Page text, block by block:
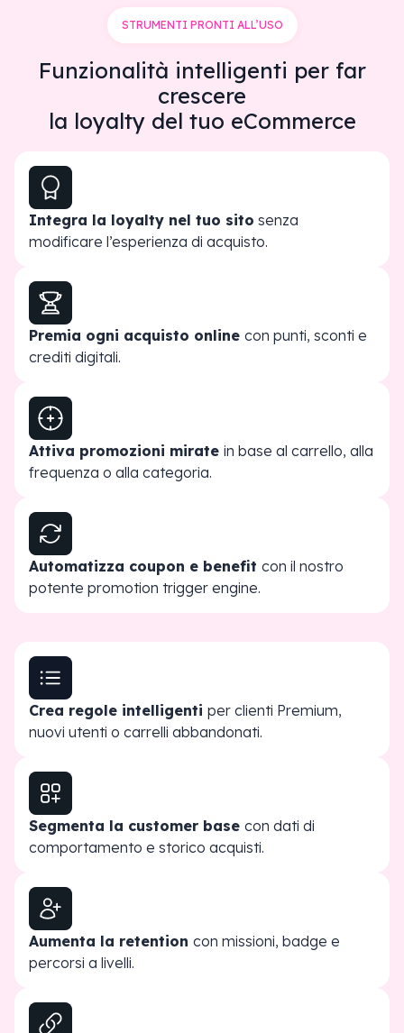
STRUMENTI PRONTI ALL’USO
Funzionalità intelligenti per far
crescere
la loyalty del tuo eCommerce
Integra la loyalty nel tuo sito senza
modificare l’esperienza di acquisto.
Premia ogni acquisto online con punti, sconti e
crediti digitali.
Attiva promozioni mirate in base al carrello, alla
frequenza o alla categoria.
Automatizza coupon e benefit con il nostro
potente promotion trigger engine.
Crea regole intelligenti per clienti Premium,
nuovi utenti o carrelli abbandonati.
Segmenta la customer base con dati di
comportamento e storico acquisti.
Aumenta la retention con missioni, badge e
percorsi a livelli.